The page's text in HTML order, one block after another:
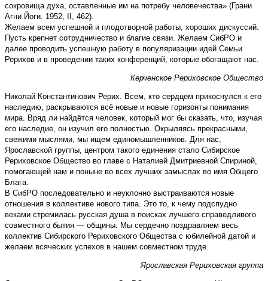
сокровища духа, оставленные им на потребу человечества» (Грани
Агни Йоги. 1952, II, 462).
Желаем всем успешной и плодотворной работы, хороших дискуссий.
Пусть крепнет сотрудничество и благие связи. Желаем СибРО и
далее проводить успешную работу в популяризации идей Семьи
Рерихов и в проведении таких конференций, которые обогащают нас.
Керченское Рериховское Общество
Николай Константинович Рерих. Всем, кто сердцем прикоснулся к его
наследию, раскрываются всё новые и новые горизонты понимания
мира. Вряд ли найдётся человек, который мог бы сказать, что, изучая
его наследие, он изучил его полностью. Окрыляясь прекрасными,
свежими мыслями, мы ищем единомышленников. Для нас,
Ярославской группы, центром такого единения стало Сибирское
Рериховское Общество во главе с Наталией Дмитриевной Спириной,
помогающей нам и поныне во всех лучших замыслах во имя Общего
Блага.
В СибРО последовательно и неуклонно выстраиваются новые
отношения в коллективе нового типа. Это то, к чему подспудно
веками стремилась русская душа в поисках лучшего справедливого
совместного бытия — общины. Мы сердечно поздравляем весь
коллектив Сибирского Рериховского Общества с юбилейной датой и
желаем всяческих успехов в нашем совместном труде.
Ярославская Рериховская группа